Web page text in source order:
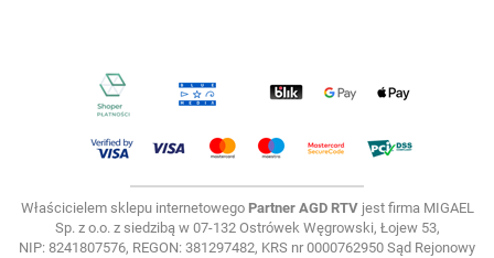
Właścicielem sklepu internetowego Partner AGD RTVjest firma MIGAEL
Sp. z o.o. z siedzibą w 07-132 Ostrówek Węgrowski, Łojew 53,
NIP: 8241807576, REGON: 381297482, KRS nr 0000762950 Sąd Rejonowy